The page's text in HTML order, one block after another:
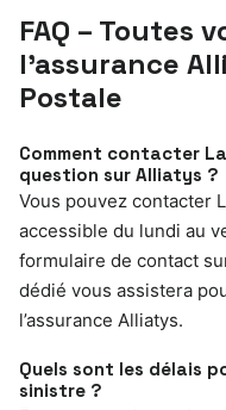
FAQ – Toutes
l’assurance
Postale
Comment contacter
question sur Alliatys ?
Vous pouvez contacter
accessible du lundi au
formulaire de contact
dédié vous assistera
l’assurance Alliatys.
Quels sont les délais
sinistre ?